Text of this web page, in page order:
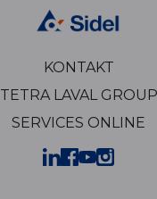
KONTAKT
TETRA LAVAL GROUP
SERVICES ONLINE